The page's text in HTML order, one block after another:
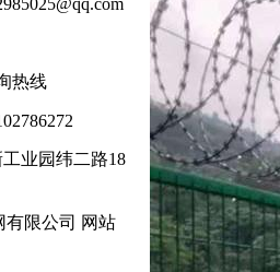
热线
业园纬二路18
有限公司 网站